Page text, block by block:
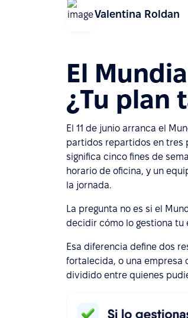
Valentina Roldan
El
¿Tu plan
El 11 de junio arranca el
partidos repartidos en tres
significa cinco fines de
horario de oficina, y un
la jornada.
La pregunta no es si el
decidir cómo lo gestiona tu
Esa diferencia define dos
fortalecida, o una empresa
dividido entre quienes